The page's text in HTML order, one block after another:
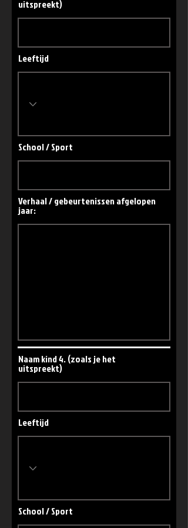
uitspreekt)
Leeftijd
School / Sport
Verhaal / gebeurtenissen afgelopen
jaar:
Naam kind 4. (zoals je het
uitspreekt)
Leeftijd
School / Sport